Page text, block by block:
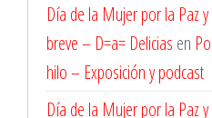
Día de la Mujer por la Paz
breve – D=a= Delicias en
hilo – Exposición y podcast
Día de la Mujer por la Paz